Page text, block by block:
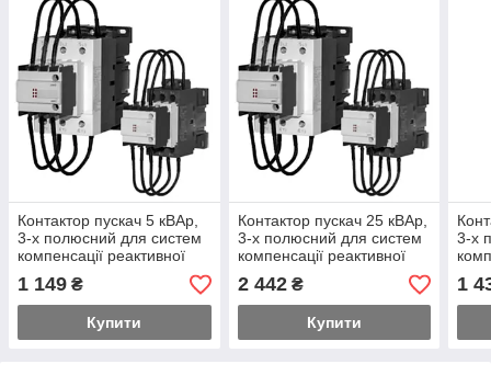
Контактор пускач 5 кВАр,
3-х полюсний для систем
компенсації реактивної
потужності з котушкою
220В
1 149 ₴
Купити
Контактор пускач 25 кВАр,
3-х полюсний для систем
компенсації реактивної
потужності з котушкою
220В
2 442₴
Купити
3-х
1